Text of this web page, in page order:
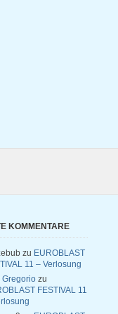
KOMMENTARE
zu EUROBLAST
11 – Verlosung
Gregorio zu
FESTIVAL 11